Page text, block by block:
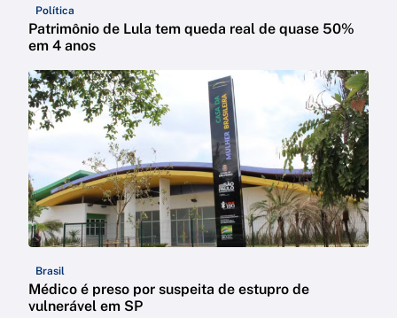
Política
Patrimônio de Lula tem queda real de quase 50%
em 4 anos
Brasil
Médico é preso por suspeita de estupro de
vulnerável em SP